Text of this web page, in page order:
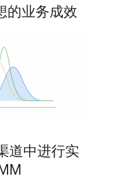
的业务成效
道中进行实